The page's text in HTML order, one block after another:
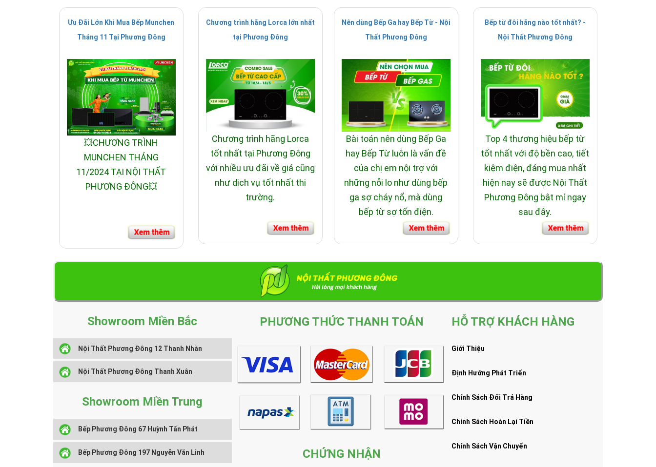
Ưu Đãi Lớn Khi Mua Bếp Munchen
Tháng 11 Tại Phương Đông
💥CHƯƠNG TRÌNH
MUNCHEN THÁNG
11/2024 TẠI NỘI THẤT
PHƯƠNG ĐÔNG💥
Chương trình hãng Lorca lớn nhất
tại Phương Đông
Chương trình hãng Lorca
tốt nhất tại Phương Đông
với nhiều ưu đãi về giá cũng
như dịch vụ tốt nhất thị
trường.
Nên dùng Bếp Ga hay Bếp Từ - Nội
Thất Phương Đông
Bài toán nên dùng Bếp Ga
hay Bếp Từ luôn là vấn đề
của chị em nội trợ với
những nỗi lo như dùng bếp
ga sợ cháy nổ, mà dùng
bếp từ sợ tốn điện.
Bếp từ đôi hãng nào tốt nhất? -
Nội Thất Phương Đông
Top 4 thương hiệu bếp từ
tốt nhất với độ bền cao, tiết
kiệm điện, đáng mua nhất
hiện nay sẽ được Nội Thất
Phương Đông bật mí ngay
sau đây.
Showroom Miền Bắc
Nội Thất Phương Đông 12 Thanh Nhàn
Nội Thất Phương Đông Thanh Xuân
Showroom Miền Trung
Bếp Phương Đông 67 Huỳnh Tấn Phát
Bếp Phương Đông 197 Nguyễn Văn Linh
PHƯƠNG THỨC THANH TOÁN
CHỨNG NHẬN
HỖ TRỢ KHÁCH HÀNG
Giới Thiệu
Định Hướng Phát Triển
Chính Sách Đổi Trả Hàng
Chính Sách Hoàn Lại Tiền
Chính Sách Vận Chuyển